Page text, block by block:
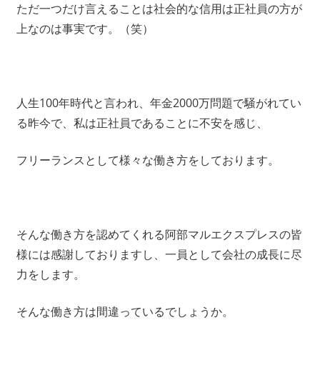
ただ一つだけ言えることは社会的な信用は正社員の方が
上なのは事実です。（笑）
人生100年時代と言われ、年金2000万問題で騒がれてい
る昨今で、私は正社員であることに不安を感じ、
フリーランスとして様々な働き方をしております。
そんな働き方を認めてくれる阿部マルエクスプレスの皆
様には感謝しておりますし、一員として会社の成長に尽
力をします。
そんな働き方は間違っているでしょうか。